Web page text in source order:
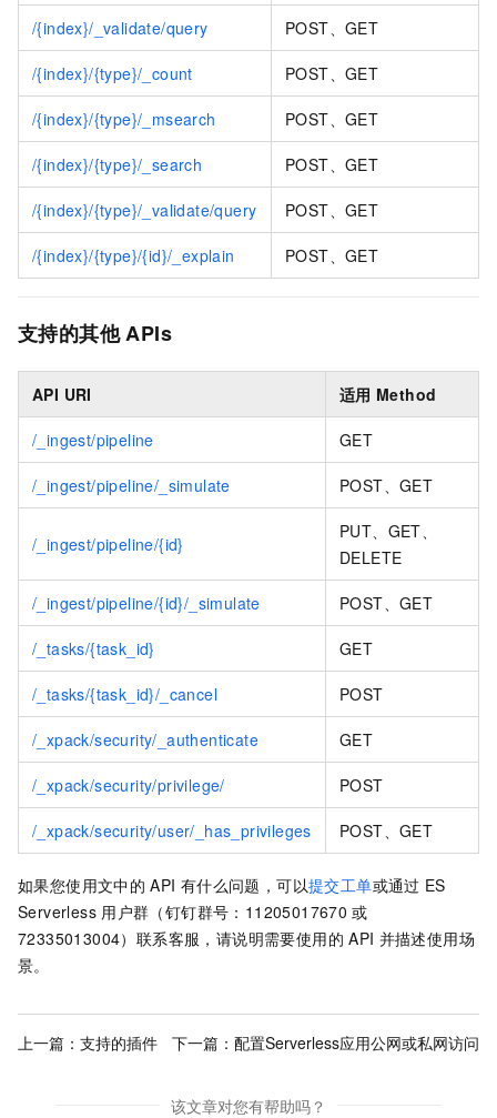
/{index}/_validate/query POST、GET
/{index}/{type}/_count POST、GET
/{index}/{type}/_msearch POST、GET
/{index}/{type}/_search POST、GET
/{index}/{type}/_validate/query POST、GET
/{index}/{type}/{id}/_explain POST、GET
支持的其他 APIs
API URI 适用 Method
/_ingest/pipeline GET
/_ingest/pipeline/_simulate POST、GET
/_ingest/pipeline/{id}
PUT、GET、
DELETE
/_ingest/pipeline/{id}/_simulate POST、GET
/_tasks/{task_id} GET
/_tasks/{task_id}/_cancel POST
/_xpack/security/_authenticate GET
/_xpack/security/privilege/ POST
/_xpack/security/user/_has_privileges POST、GET
如果您使用文中的 API 有什么问题，可以提交工单或通过 ES
Serverless 用户群（钉钉群号：11205017670 或
72335013004）联系客服，请说明需要使用的 API 并描述使用场
景。
上一篇： 支持的插件 下一篇： 配置Serverless应用公网或私网访问
该文章对您有帮助吗？